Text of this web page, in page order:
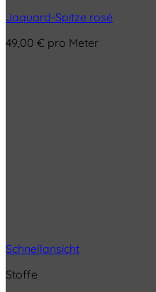
Jaquard-Spitze rosé
49,00 € pro Meter
Schnellansicht
Stoffe